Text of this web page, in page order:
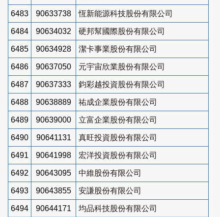
6483 90633738 恆新能源科技股份有限公司
6484 90634032 硬邦幫國際股份有限公司
6485 90634928 潔卡事業股份有限公司
6486 90637050 元宇宙欣業股份有限公司
6487 90637333 鈞彩越投資股份有限公司
6488 90638889 祐成企業股份有限公司
6489 90639000 立富企業股份有限公司
6490 90641131 真旺投資股份有限公司
6491 90641998 宏洋投資股份有限公司
6492 90643095 中維股份有限公司
6493 90643855 安謙股份有限公司
6494 90644171 均品科技股份有限公司